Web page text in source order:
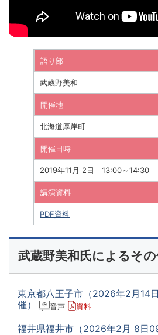
語り部
武蔵野美和
開催地
北海道厚岸町
開催日時
2019年11月 2日 13:00～14:30
講演資料
PDF資料
武蔵野美和氏によるそ
東京都八王子市（2026年2月14
催）
音声 資料
福井県福井市（2026年2月 8日